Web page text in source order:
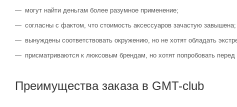
могут найти деньгам более разумное применение;
согласны с фактом, что стоимость аксессуаров зачастую завышена;
вынуждены соответствовать окружению, но не хотят обладать
присматриваются к люксовым брендам, но хотят попробовать
Преимущества заказа в GMT-club